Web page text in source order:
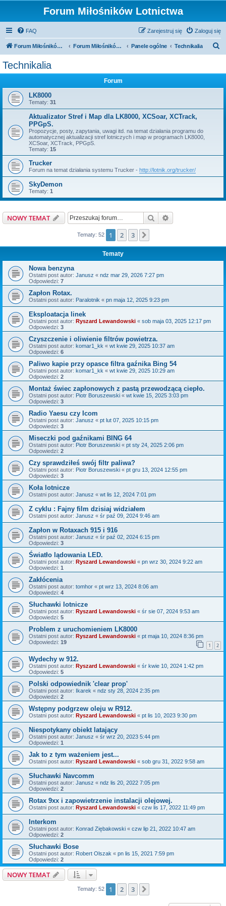
Forum Miłośników Lotnictwa
FAQ Zaloguj się
Zarejestruj się
Forum Miłośników Lotnictwa Forum Miłośników Lotnictwa Panele ogólne Technikalia
Technikalia
Forum
LK8000
Tematy: 31
Aktualizator Stref i Map dla LK8000, XCSoar, XCTrack,
PPGpS.
Propozycje, posty, zapytania, uwagi itd. na temat działania programu do
automatycznej aktualizacji stref lotniczych i map w programach LK8000,
XCSoar, XCTrack, PPGpS.
Tematy: 15
Trucker
Forum na temat działania systemu Trucker - http://lotnik.org/trucker/
SkyDemon
Tematy: 1
NOWY TEMAT Szukaj
Tematy: 52 1 2 3
Tematy
Nowa benzyna
Ostatni post autor: Janusz « ndz mar 29, 2026 7:27 pm
Odpowiedzi: 7
Zapłon Rotax.
Ostatni post autor: Paralotnik « pn maja 12, 2025 9:23 pm
Eksploatacja linek
Ostatni post autor: Ryszard Lewandowski « sob maja 03, 2025 12:17 pm
Odpowiedzi: 3
Czyszczenie i oliwienie filtrów powietrza.
Ostatni post autor: komar1_kk « wt kwie 29, 2025 10:37 am
Odpowiedzi: 6
Paliwo kapie przy opasce filtra gaźnika Bing 54
Ostatni post autor: komar1_kk « wt kwie 29, 2025 10:29 am
Odpowiedzi: 2
Montaż świec zapłonowych z pastą przewodzącą ciepło.
Ostatni post autor: Piotr Boruszewski « wt kwie 15, 2025 3:03 pm
Odpowiedzi: 3
Radio Yaesu czy Icom
Ostatni post autor: Janusz « pt lut 07, 2025 10:15 pm
Odpowiedzi: 3
Miseczki pod gaźnikami BING 64
Ostatni post autor: Piotr Boruszewski « pt sty 24, 2025 2:06 pm
Odpowiedzi: 2
Czy sprawdziłeś swój filtr paliwa?
Ostatni post autor: Piotr Boruszewski « pt gru 13, 2024 12:55 pm
Odpowiedzi: 3
Koła lotnicze
Ostatni post autor: Janusz « wt lis 12, 2024 7:01 pm
Z cyklu : Fajny film dzisiaj widziałem
Ostatni post autor: Janusz « śr paź 09, 2024 9:46 am
Zapłon w Rotaxach 915 i 916
Ostatni post autor: Janusz « śr paź 02, 2024 6:15 pm
Odpowiedzi: 3
Światło lądowania LED.
Ostatni post autor: Ryszard Lewandowski « pn wrz 30, 2024 9:22 am
Odpowiedzi: 1
Zakłócenia
Ostatni post autor: tomhor « pt wrz 13, 2024 8:06 am
Odpowiedzi: 4
Słuchawki lotnicze
Ostatni post autor: Ryszard Lewandowski « śr sie 07, 2024 9:53 am
Odpowiedzi: 5
Problem z uruchomieniem LK8000
Ostatni post autor: Ryszard Lewandowski « pt maja 10, 2024 8:36 pm
Odpowiedzi: 19 1 2
Wydechy w 912.
Ostatni post autor: Ryszard Lewandowski « śr kwie 10, 2024 1:42 pm
Odpowiedzi: 5
Polski odpowiednik 'clear prop'
Ostatni post autor: Ikarek « ndz sty 28, 2024 2:35 pm
Odpowiedzi: 2
Wstępny podgrzew oleju w R912.
Ostatni post autor: Ryszard Lewandowski « pt lis 10, 2023 9:30 pm
Niespotykany obiekt latający
Ostatni post autor: Janusz « śr wrz 20, 2023 5:44 pm
Odpowiedzi: 1
Jak to z tym ważeniem jest...
Ostatni post autor: Ryszard Lewandowski « sob gru 31, 2022 9:58 am
Słuchawki Navcomm
Ostatni post autor: Janusz « ndz lis 20, 2022 7:05 pm
Odpowiedzi: 2
Rotax 9xx i zapowietrzenie instalacji olejowej.
Ostatni post autor: Ryszard Lewandowski « czw lis 17, 2022 11:49 pm
Interkom
Ostatni post autor: Konrad Ziębakowski « czw lip 21, 2022 10:47 am
Odpowiedzi: 2
Słuchawki Bose
Ostatni post autor: Robert Olszak « pn lis 15, 2021 7:59 pm
Odpowiedzi: 2
NOWY TEMAT
Tematy: 52 1 2 3